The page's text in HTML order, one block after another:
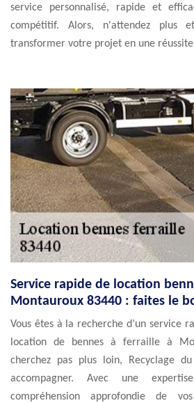
service personnalisé, rapide et
compétitif. Alors, n'attendez plus
transformer votre projet en une
Service rapide de location
Montauroux 83440 : faites le
Vous êtes à la recherche d’un service
location de bennes à ferraille à
cherchez pas plus loin, Recyclage
accompagner. Avec une
compréhension approfondie de